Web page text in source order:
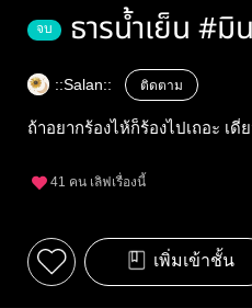
จบ ธารน้ำเย็น #มิ
::Salan:: ติดตาม
ถ้าอย
41 คน เลิฟเรื่องนี้
เพิ่มเข้าชั้น